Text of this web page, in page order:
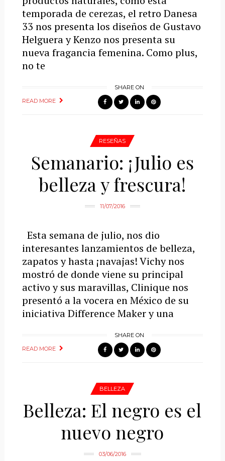
temporada de cerezas, el retro Danesa
33 nos presenta los diseños de Gustavo
Helguera y Kenzo nos presenta su
nueva fragancia femenina. Como plus,
no te
READ MORE
SHARE ON
RESEÑAS
Semanario: ¡Julio es
belleza y frescura!
11/07/2016
Esta semana de julio, nos dio
interesantes lanzamientos de belleza,
zapatos y hasta ¡navajas! Vichy nos
mostró de donde viene su principal
activo y sus maravillas, Clinique nos
presentó a la vocera en México de su
iniciativa Difference Maker y una
READ MORE
SHARE ON
BELLEZA
Belleza: El negro es el
nuevo negro
03/06/2016